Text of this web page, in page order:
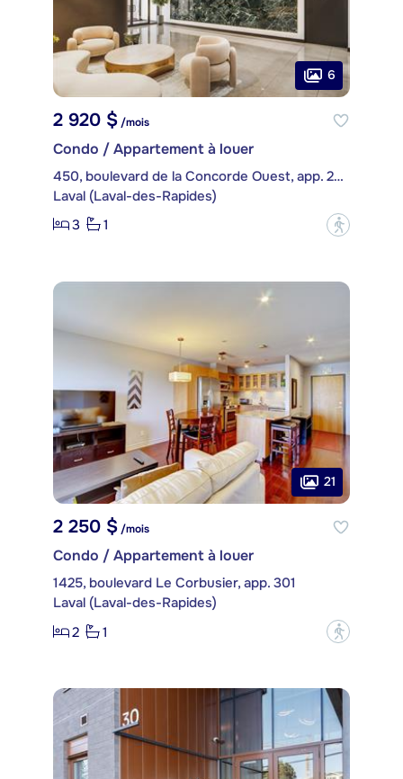
6
2 920 $ /mois
Condo / Appartement à louer
450, boulevard de la Concorde Ouest, app. 204
Laval (Laval-des-Rapides)
3
1 ?
21
2 250 $/mois
Condo / Appartement à louer
1425, boulevard Le Corbusier, app. 301
Laval (Laval-des-Rapides)
2
1 ?